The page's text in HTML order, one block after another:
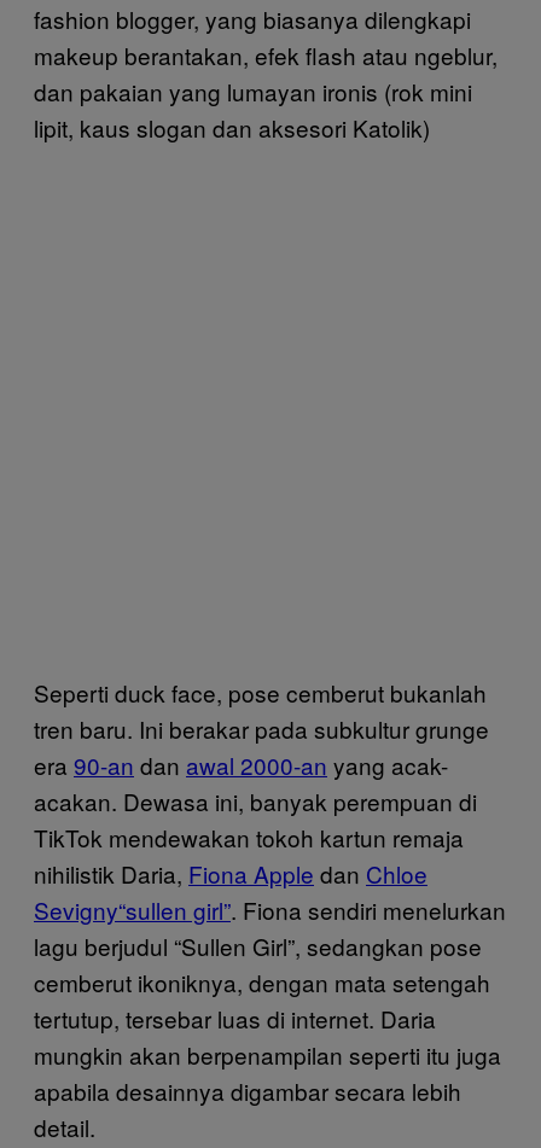
fashion blogger, yang biasanya dilengkapi
makeup berantakan, efek flash atau ngeblur,
dan pakaian yang lumayan ironis (rok mini
lipit, kaus slogan dan aksesori Katolik)
Seperti duck face, pose cemberut bukanlah
tren baru. Ini berakar pada subkultur grunge
era 90-an dan awal 2000-an yang acak-
acakan. Dewasa ini, banyak perempuan di
TikTok mendewakan tokoh kartun remaja
nihilistik Daria, Fiona Apple dan Chloe
Sevigny“sullen girl”. Fiona sendiri menelurkan
lagu berjudul “Sullen Girl”, sedangkan pose
cemberut ikoniknya, dengan mata setengah
tertutup, tersebar luas di internet. Daria
mungkin akan berpenampilan seperti itu juga
apabila desainnya digambar secara lebih
detail.